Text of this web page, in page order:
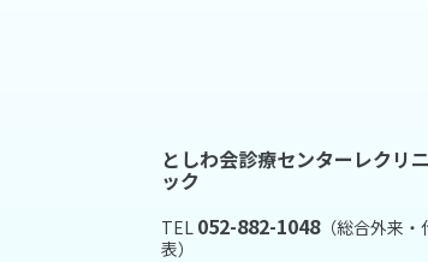
としわ会診療センターレクリニ
ック
TEL 052-882-1048（総合外来・
表）